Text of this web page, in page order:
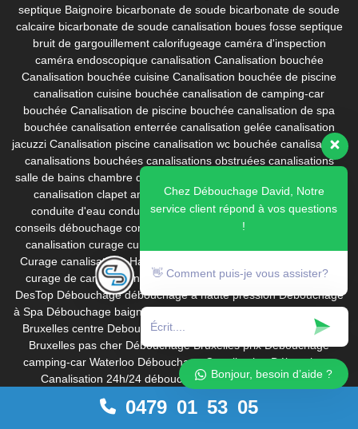
0479 01 53 05
septique Baignoire bicarbonate de soude bicarbonate de soude
calcaire bicarbonate de soude canalisation boues fosse septique
bruit de gargouillement calorifugeage caméra d'inspection
caméra endoscopique canalisation Canalisation bouchée
Canalisation bouchée cuisine Canalisation bouchée de piscine
canalisation cuisine bouchée canalisation de camping-car
bouchée Canalisation de piscine bouchée canalisation de spa
bouchée canalisation enterrée canalisation gelée canalisation
jacuzzi Canalisation piscine canalisation wc bouchée canalisations
canalisations bouchées canalisations obstruées canalisations
salle de bains chambre de visite
canalisation clapet anti-retour comment déboucher les wc
conduite d'eau conduite d'eau gelée Conduite de drainage
conseils débouchage conservation produit déboucheur
canalisation curage curage canalisation
Curage canalisations Haute Pression
curage de canalisations
curage préventif date de péremption
DesTop Débouchage débouchage à haute pression Débouchage
à Spa Débouchage baignoire débouchage bruxelles Débouchage
Bruxelles centre Debouchage Bruxelles pas cher
Débouchage
Bruxelles pas cher Débouchage Bruxelles prix Débouchage
camping-car Waterloo Débouchage Canalisation Débouchage
Canalisation 24h/24 débouchage canalisation Belgique
debouchage canalisation bruxelles
débouchage canalisation cuisine débouchage
Chez Débouchage David, Notre
service client répond à vos questions
!
👋 Comment puis-je vous assister?
Bonjour, besoin d’aide ?